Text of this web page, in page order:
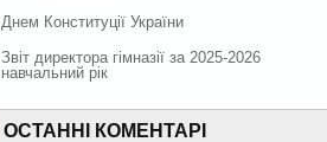
Днем Конституції України
Звіт директора гімназії за 2025-2026
навчальний рік
ОСТАННІ КОМЕНТАРІ